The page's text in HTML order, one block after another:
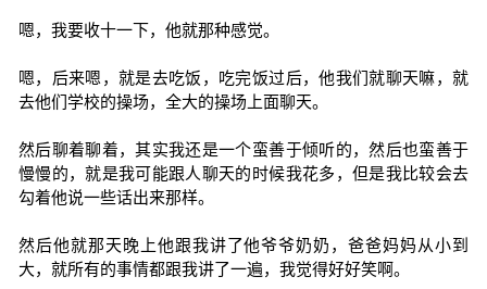
嗯，我要收十一下，他就那种感觉。
嗯，后来嗯，就是去吃饭，吃完饭过后，他我们就聊天嘛，就
去他们学校的操场，全大的操场上面聊天。
然后聊着聊着，其实我还是一个蛮善于倾听的，然后也蛮善于
慢慢的，就是我可能跟人聊天的时候我花多，但是我比较会去
勾着他说一些话出来那样。
然后他就那天晚上他跟我讲了他爷爷奶奶，爸爸妈妈从小到
大，就所有的事情都跟我讲了一遍，我觉得好好笑啊。